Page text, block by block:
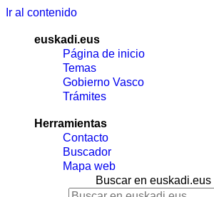
Ir al contenido
euskadi.eus
Página de inicio
Temas
Gobierno Vasco
Trámites
Herramientas
Contacto
Buscador
Mapa web
Buscar en euskadi.eus